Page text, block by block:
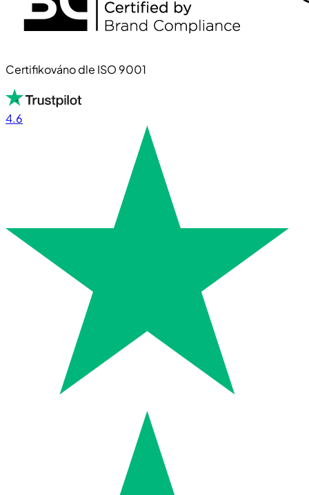
Certifikováno dle ISO 9001
4.6